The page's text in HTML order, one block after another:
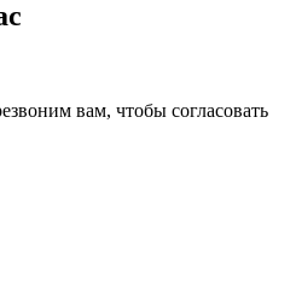
вам, чтобы согласовать